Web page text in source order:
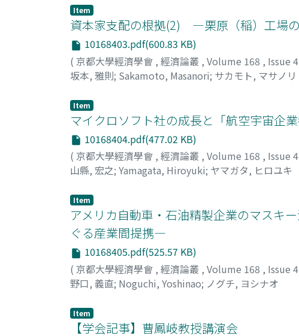
Item
資本家支配の根拠(2) ―栗原（稲）工場
10168403.pdf(600.83 KB)
( 京都大學經濟學會 , 經濟論叢 , Volume 168 , Issue 4
坂本, 雅則; Sakamoto, Masanori; サカモト, マサノリ
Item
マイクロソフト社の成長と「航空宇宙企
10168404.pdf(477.02 KB)
( 京都大學經濟學會 , 經濟論叢 , Volume 168 , Issue 4
山縣, 宏之; Yamagata, Hiroyuki; ヤマガタ, ヒロユキ
Item
アメリカ自動車・石油精製企業のマス
ぐる産業間提携―
10168405.pdf(525.57 KB)
( 京都大學經濟學會 , 經濟論叢 , Volume 168 , Issue 4
野口, 義直; Noguchi, Yoshinao; ノグチ, ヨシナオ
Item
【学会記事】曹鳳岐教授講演会